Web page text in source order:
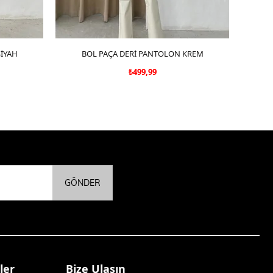
SEPETE EKLE
BOL PAÇA DERİ PANTOLON KREM
₺499,99
GÖNDER
Bize Ulaşın